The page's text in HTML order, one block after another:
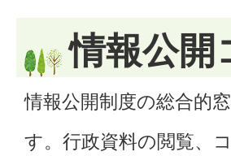
情報公開
情報公開制度の総合的
す。行政資料の閲覧、